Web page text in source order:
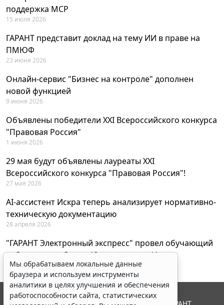
поддержка MCP
15 июля 2026
ГАРАНТ представит доклад на тему ИИ в праве на
ПМЮФ
23 июня 2026
Онлайн-сервис "Бизнес на контроле" дополнен
новой функцией
9 июня 2026
Объявлены победители XXI Всероссийского конкурса
"Правовая Россия"
1 июня 2026
29 мая будут объявлены лауреаты XXI
Всероссийского конкурса "Правовая Россия"!
27 мая 2026
AI-ассистент Искра теперь анализирует нормативно-
техническую документацию
28 апреля 2026
"ГАРАНТ Электронный экспресс" провел обучающий
вебинар по работе с AI-ассистентом Искра
23 апреля 2026
Мы обрабатываем локальные данные
браузера и используем инструменты
аналитики в целях улучшения и обеспечения
работоспособности сайта, статистических